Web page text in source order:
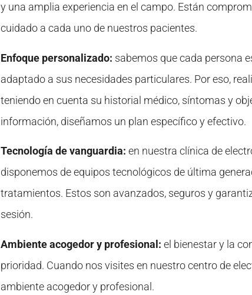
y una amplia experiencia en el campo. Están
cuidado a cada uno de nuestros pacientes.
Enfoque personalizado: sabemos que cada persona
adaptado a sus necesidades particulares. Por eso,
teniendo en cuenta su historial médico, síntomas y
información, diseñamos un plan específico y efectivo.
Tecnología de vanguardia: en nuestra clínica de
disponemos de equipos tecnológicos de última
tratamientos. Estos son avanzados, seguros y
sesión.
Ambiente acogedor y profesional: el bienestar y la
prioridad. Cuando nos visites en nuestro centro de
ambiente acogedor y profesional.